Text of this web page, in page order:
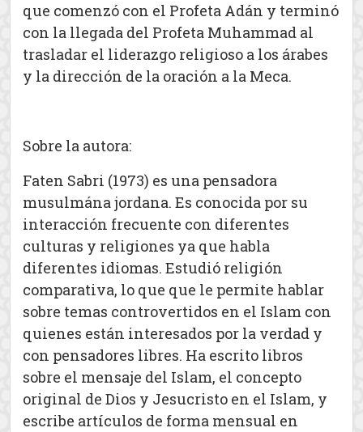
que comenzó con el Profeta Adán y terminó
con la llegada del Profeta Muhammad al
trasladar el liderazgo religioso a los árabes
y la dirección de la oración a la Meca.
Sobre la autora:
Faten Sabri (1973) es una pensadora
musulmána jordana. Es conocida por su
interacción frecuente con diferentes
culturas y religiones ya que habla
diferentes idiomas. Estudió religión
comparativa, lo que que le permite hablar
sobre temas controvertidos en el Islam con
quienes están interesados por la verdad y
con pensadores libres. Ha escrito libros
sobre el mensaje del Islam, el concepto
original de Dios y Jesucristo en el Islam, y
escribe artículos de forma mensual en